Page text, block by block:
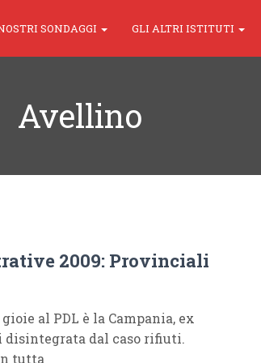
SONDAGGI GLI ALTRI ISTITUTI
Avellino
2009: Provinciali
al PDL è la Campania, ex
dal caso rifiuti.
tutta